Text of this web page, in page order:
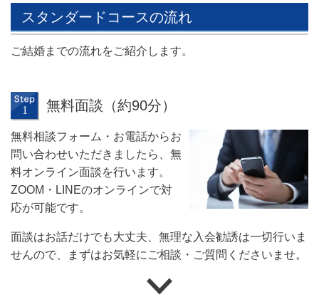
スタンダードコースの流れ
ご結婚までの流れをご紹介します。
無料面談（約90分）
無料相談フォーム・お電話からお
問い合わせいただきましたら、無
料オンライン面談を行います。
ZOOM・LINEのオンラインで対
応が可能です。
面談はお話だけでも大丈夫、無理な入会勧誘は一切行いま
せんので、まずはお気軽にご相談・ご質問くださいませ。